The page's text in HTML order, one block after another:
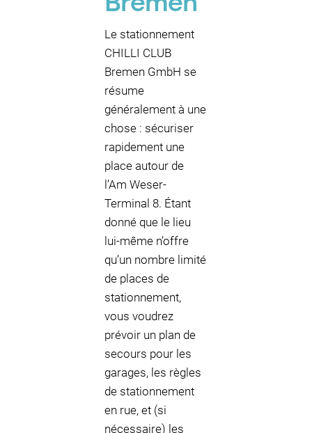
Le stationnement
CHILLI CLUB
Bremen GmbH se
résume
généralement à une
chose : sécuriser
rapidement une
place autour de
l’Am Weser-
Terminal 8. Étant
donné que le lieu
lui-même n’offre
qu’un nombre limité
de places de
stationnement,
vous voudrez
prévoir un plan de
secours pour les
garages, les règles
de stationnement
en rue, et (si
nécessaire) les